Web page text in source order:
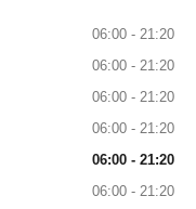
06:00 - 21:20
06:00 - 21:20
06:00 - 21:20
06:00 - 21:20
06:00 - 21:20
06:00 - 21:20